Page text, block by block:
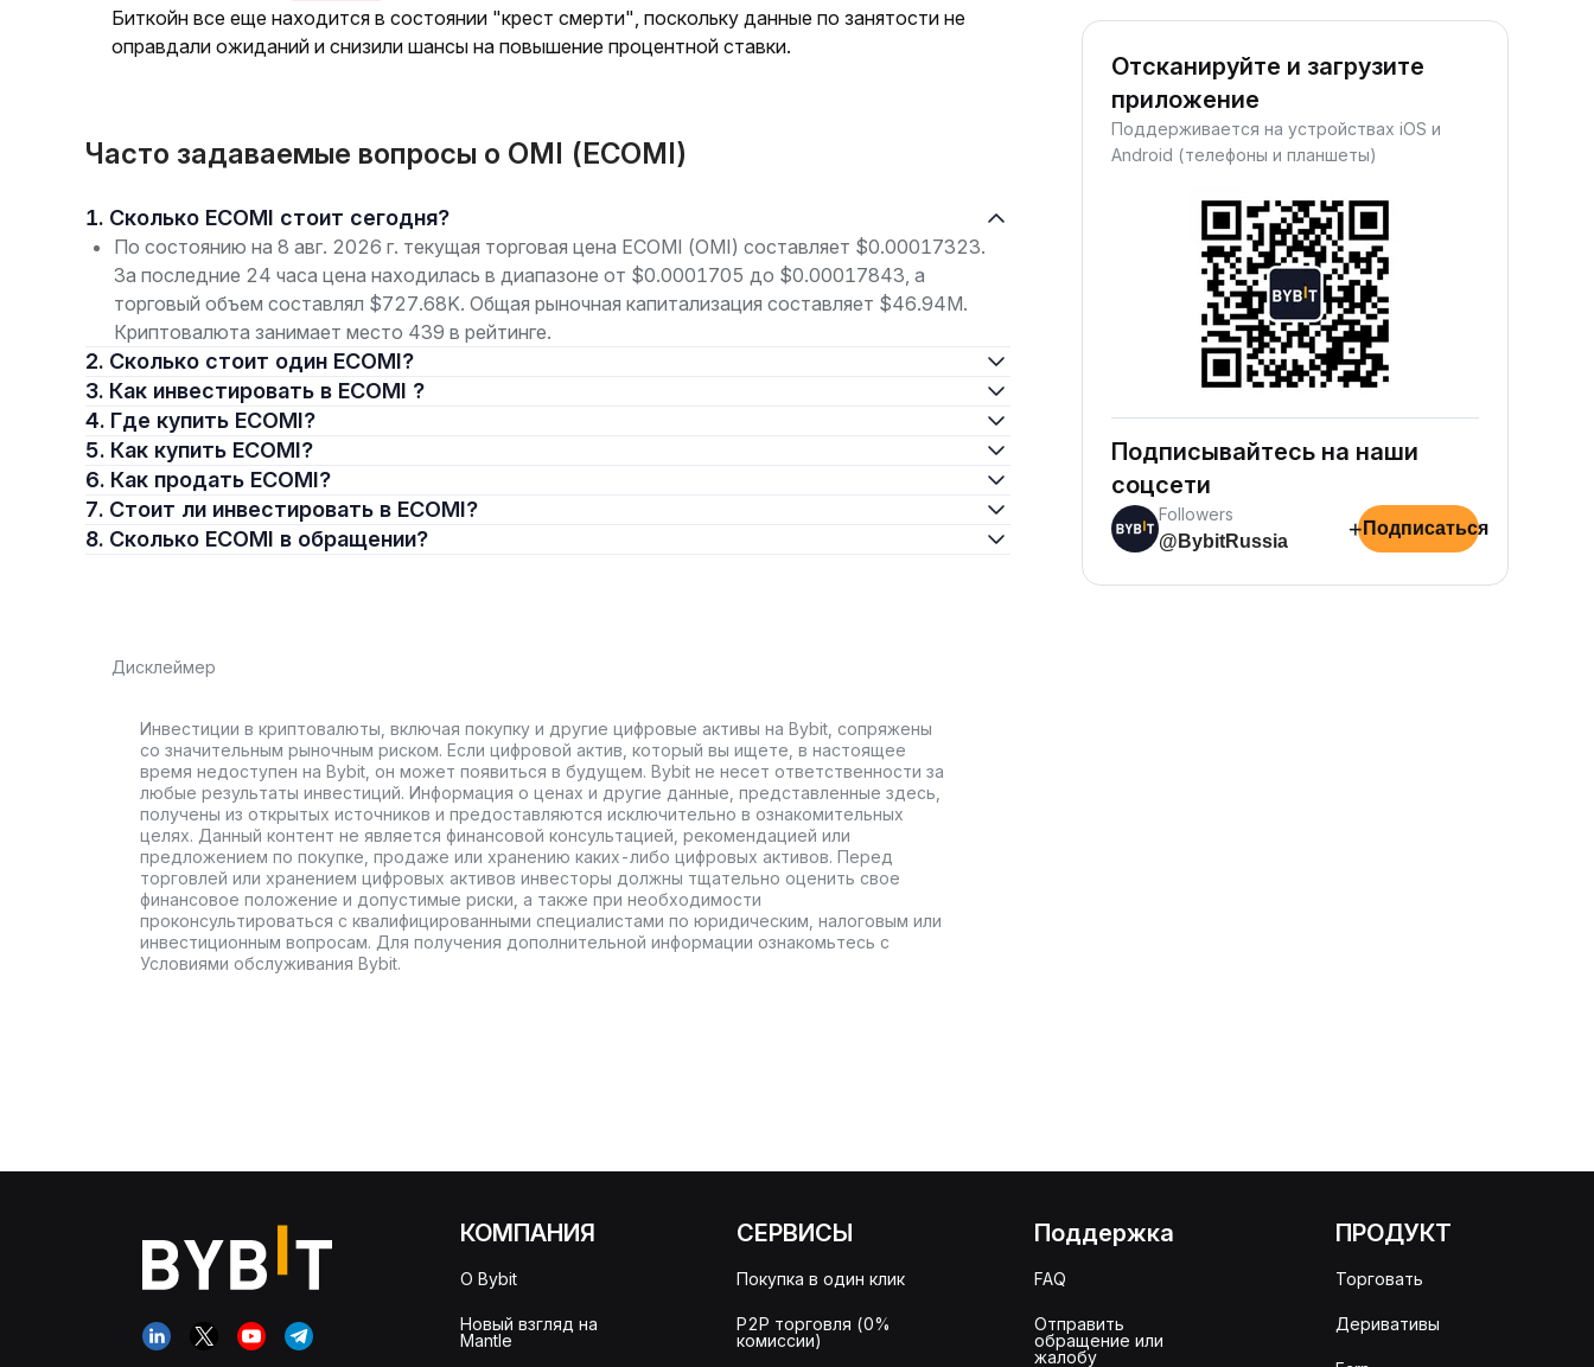
Биткойн все еще находится в состоянии "крест смерти", поскольку данные по занятости не
оправдали ожиданий и снизили шансы на повышение процентной ставки.
Часто задаваемые вопросы о OMI (ECOMI)
1. Сколько ECOMI стоит сегодня?
По состоянию на 8 авг. 2026 г. текущая торговая цена ECOMI (OMI) составляет $0.00017323.
За последние 24 часа цена находилась в диапазоне от $0.0001705 до $0.00017843, а
торговый объем составлял $727.68K. Общая рыночная капитализация составляет $46.94M.
Криптовалюта занимает место 439 в рейтинге.
2. Сколько стоит один ECOMI?
3. Как инвестировать в ECOMI ?
4. Где купить ECOMI?
5. Как купить ECOMI?
6. Как продать ECOMI?
7. Стоит ли инвестировать в ECOMI?
8. Сколько ECOMI в обращении?
Дисклеймер
Инвестиции в криптовалюты, включая покупку и другие цифровые активы на Bybit, сопряжены
со значительным рыночным риском. Если цифровой актив, который вы ищете, в настоящее
время недоступен на Bybit, он может появиться в будущем. Bybit не несет ответственности за
любые результаты инвестиций. Информация о ценах и другие данные, представленные здесь,
получены из открытых источников и предоставляются исключительно в ознакомительных
целях. Данный контент не является финансовой консультацией, рекомендацией или
предложением по покупке, продаже или хранению каких-либо цифровых активов. Перед
торговлей или хранением цифровых активов инвесторы должны тщательно оценить свое
финансовое положение и допустимые риски, а также при необходимости
проконсультироваться с квалифицированными специалистами по юридическим, налоговым или
инвестиционным вопросам. Для получения дополнительной информации ознакомьтесь с
Условиями обслуживания Bybit.
Отсканируйте и загрузите
приложение
Поддерживается на устройствах iOS и
Android (телефоны и планшеты)
Подписывайтесь на наши
соцсети
Followers
@BybitRussia
+ Подписаться
КОМПАНИЯ
О Bybit
Новый взгляд на
Mantle
СЕРВИСЫ
Покупка в один клик
P2P торговля (0%
комиссии)
Поддержка
FAQ
Отправить
обращение или
жалобу
ПРОДУКТ
Торговать
Деривативы